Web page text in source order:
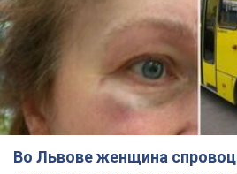
Во Львове женщина